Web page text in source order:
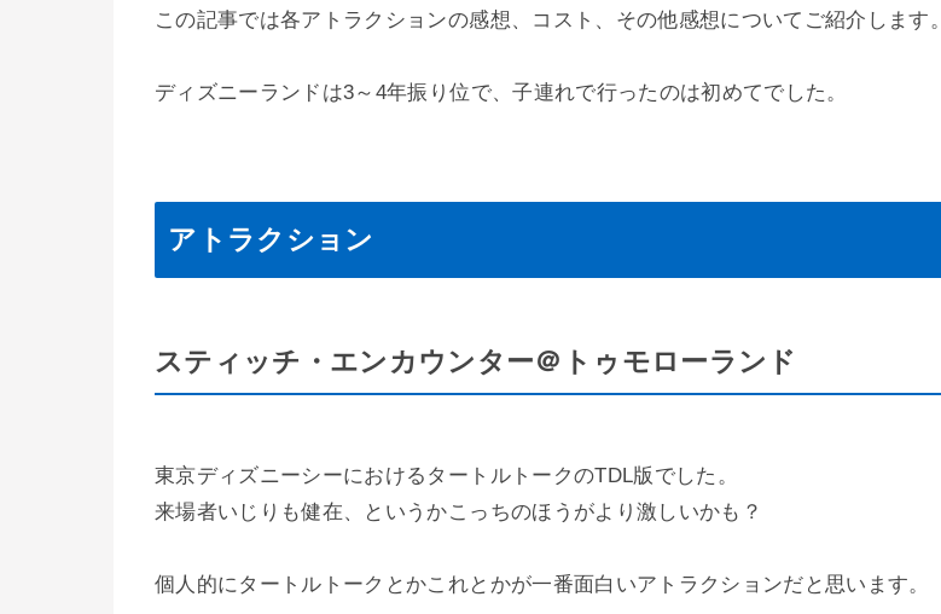
この記事では各アトラクションの感想、コスト、その他感想についてご紹介します。
ディズニーランドは3～4年振り位で、子連れで行ったのは初めてでした。
アトラクション
スティッチ・エンカウンター＠トゥモローランド
東京ディズニーシーにおけるタートルトークのTDL版でした。
来場者いじりも健在、というかこっちのほうがより激しいかも？
個人的にタートルトークとかこれとかが一番面白いアトラクションだと思います。